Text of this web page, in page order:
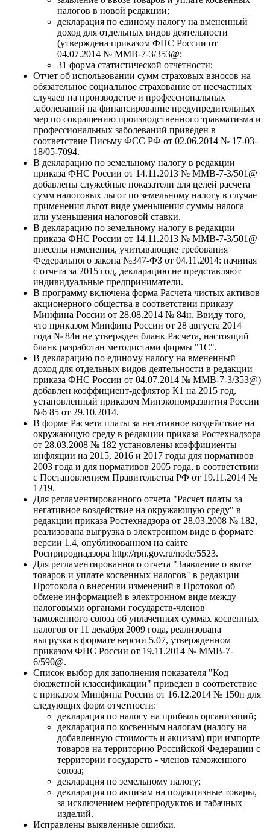
налогов в новой редакции;
декларация по единому налогу на вмененный
доход для отдельных видов деятельности
(утверждена приказом ФНС России от
04.07.2014 № ММВ-7-3/353@;
31 форма статистической отчетности;
Отчет об использовании сумм страховых взносов на
обязательное социальное страхование от несчастных
случаев на производстве и профессиональных
заболеваний на финансирование предупредительных
мер по сокращению производственного травматизма и
профессиональных заболеваний приведен в
соответствие Письму ФСС РФ от 02.06.2014 № 17-03-
18/05-7094.
В декларацию по земельному налогу в редакции
приказа ФНС России от 14.11.2013 № ММВ-7-3/501@
добавлены служебные показатели для целей расчета
сумм налоговых льгот по земельному налогу в случае
применения льгот виде уменьшения суммы налога
или уменьшения налоговой ставки.
В декларацию по земельному налогу в редакции
приказа ФНС России от 14.11.2013 № ММВ-7-3/501@
внесены изменения, учитывающие требования
Федерального закона №347-ФЗ от 04.11.2014: начиная
с отчета за 2015 год, декларацию не представляют
индивидуальные предприниматели.
В программу включена форма Расчета чистых активов
акционерного общества в соответствии приказу
Минфина России от 28.08.2014 № 84н. Ввиду того,
что приказом Минфина России от 28 августа 2014
года № 84н не утвержден бланк Расчета, настоящий
бланк разработан методистами фирмы "1С".
В декларацию по единому налогу на вмененный
доход для отдельных видов деятельности в редакции
приказа ФНС России от 04.07.2014 № ММВ-7-3/353@)
добавлен коэффициент-дефлятор К1 на 2015 год,
установленный приказом Минэкономразвития России
№6 85 от 29.10.2014.
В форме Расчета платы за негативное воздействие на
окружающую среду в редакции приказа Ростехнадзора
от 28.03.2008 № 182 установлены коэффициенты
инфляции на 2015, 2016 и 2017 годы для нормативов
2003 года и для нормативов 2005 года, в соответствии
с Постановлением Правительства РФ от 19.11.2014 №
1219.
Для регламентированного отчета "Расчет платы за
негативное воздействие на окружающую среду" в
редакции приказа Ростехнадзора от 28.03.2008 № 182,
реализована выгрузка в электронном виде в формате
версии 1.4, опубликованном на сайте
Росприроднадзора http://rpn.gov.ru/node/5523.
Для регламентированного отчета "Заявление о ввозе
товаров и уплате косвенных налогов" в редакции
Протокола о внесении изменений в Протокол об
обмене информацией в электронном виде между
налоговыми органами государств-членов
таможенного союза об уплаченных суммах косвенных
налогов от 11 декабря 2009 года, реализована
выгрузка в формате версии 5.07, утвержденном
приказом ФНС России от 19.11.2014 № ММВ-7-
6/590@.
Список выбор для заполнения показателя "Код
бюджетной классификации" приведен в соответствие
с приказом Минфина России от 16.12.2014 № 150н для
следующих форм отчетности:
декларация по налогу на прибыль организаций;
декларация по косвенным налогам (налогу на
добавленную стоимость и акцизам) при импорте
товаров на территорию Российской Федерации с
территории государств - членов таможенного
союза;
декларация по земельному налогу;
декларация по акцизам на подакцизные товары,
за исключением нефтепродуктов и табачных
изделий.
Исправлены выявленные ошибки.